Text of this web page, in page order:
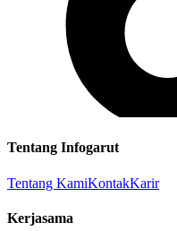
Tentang Infogarut
Tentang KamiKontakKarir
Kerjasama